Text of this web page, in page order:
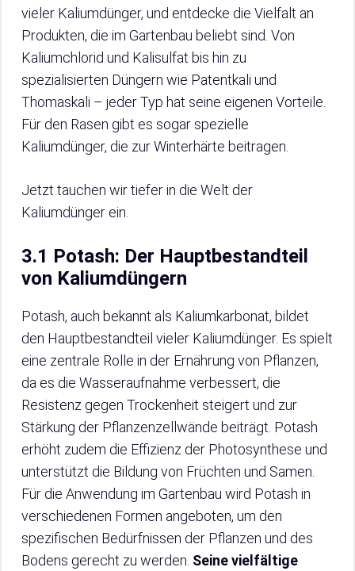
vieler Kaliumdünger, und entdecke die Vielfalt an
Produkten, die im Gartenbau beliebt sind. Von
Kaliumchlorid und Kalisulfat bis hin zu
spezialisierten Düngern wie Patentkali und
Thomaskali – jeder Typ hat seine eigenen Vorteile.
Für den Rasen gibt es sogar spezielle
Kaliumdünger, die zur Winterhärte beitragen.
Jetzt tauchen wir tiefer in die Welt der
Kaliumdünger ein.
3.1 Potash: Der Hauptbestandteil
von Kaliumdüngern
Potash, auch bekannt als Kaliumkarbonat, bildet
den Hauptbestandteil vieler Kaliumdünger. Es spielt
eine zentrale Rolle in der Ernährung von Pflanzen,
da es die Wasseraufnahme verbessert, die
Resistenz gegen Trockenheit steigert und zur
Stärkung der Pflanzenzellwände beiträgt. Potash
erhöht zudem die Effizienz der Photosynthese und
unterstützt die Bildung von Früchten und Samen.
Für die Anwendung im Gartenbau wird Potash in
verschiedenen Formen angeboten, um den
spezifischen Bedürfnissen der Pflanzen und des
Bodens gerecht zu werden. Seine vielfältige